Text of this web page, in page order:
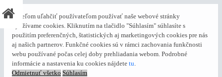
S cieľom uľahčiť používateľom používať naše webové stránky
využívame cookies. Kliknutím na tlačidlo "Súhlasím" súhlasíte s
použitím preferenčných, štatistických aj marketingových cookies pre nás
aj našich partnerov. Funkčné cookies sú v rámci zachovania funkčnosti
webu používané počas celej doby prehliadania webom. Podrobné
informácie a nastavenia ku cookies nájdete tu.
Odmietnuť všetko Súhlasím